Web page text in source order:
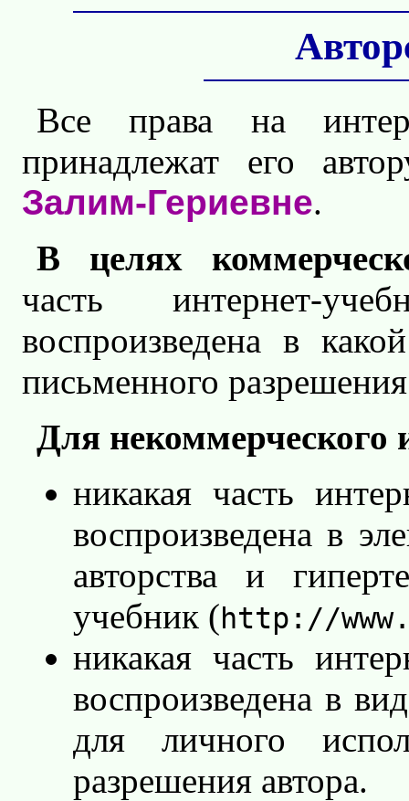
Все права на
принадлежат его
Залим-Гериевне.
В целях
часть интернет-
воспроизведена в
письменного
Для некоммерческого
никакая часть
воспроизведена в
авторства и
учебник (http://
никакая часть
воспроизведена в
для личного
разрешения автора.